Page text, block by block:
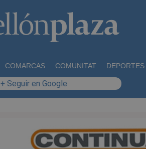
COMARCAS COMUNITAT DEPORTES
+ Seguir en Google